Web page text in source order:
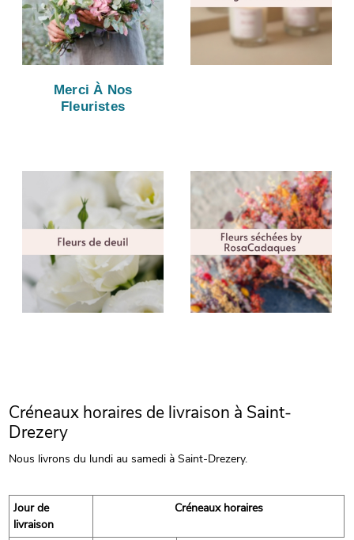
Merci À Nos
Fleuristes
Créneaux horaires de livraison à Saint-
Drezery
Nous livrons du lundi au samedi à Saint-Drezery.
Jour de
livraison
Créneaux horaires